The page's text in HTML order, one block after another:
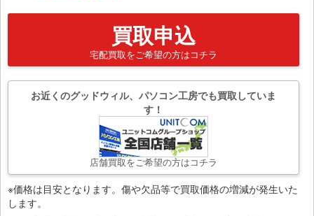
買取申込
宅配買取をご希望の方はコチラ
お近くのグッドウィル、パソコン工房でも買取していま
す！
店舗買取をご希望の方はコチラ
※価格は目安となります。傷や欠品等で買取価格の増減が発生いた
します。